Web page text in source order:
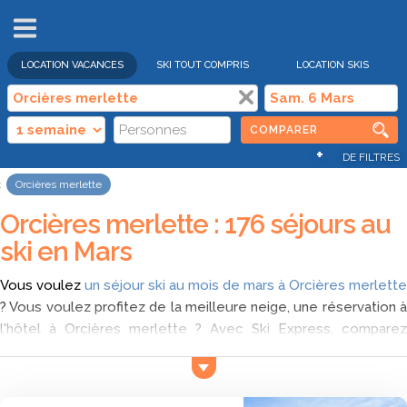
LOCATION VACANCES SKI TOUT COMPRIS LOCATION SKIS
COMPARER
+ DE FILTRES
Orcières merlette
Orcières merlette : 176 séjours au
ski en Mars
Vous voulez un séjour ski au mois de mars à Orcières merlette
? Vous voulez profitez de la meilleure neige, une réservation à
l'hôtel à Orcières merlette ? Avec Ski Express, comparez
merlette au mois de mars et trouvez parmi les offres
sélectionnées qui est le moins cher lors de votre séjour à